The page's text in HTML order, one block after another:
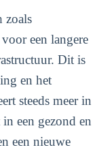
zoals
een langere
Dit is
en het
steeds meer in
een gezond en
een nieuwe